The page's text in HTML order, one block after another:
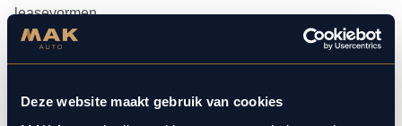
Deze website maakt gebruik van cookies
leasevormen.
Heb je je Audi occasion eenmaal gevonden, dan kun je
aangesloten bij Bosch Car Service, beschikken onze